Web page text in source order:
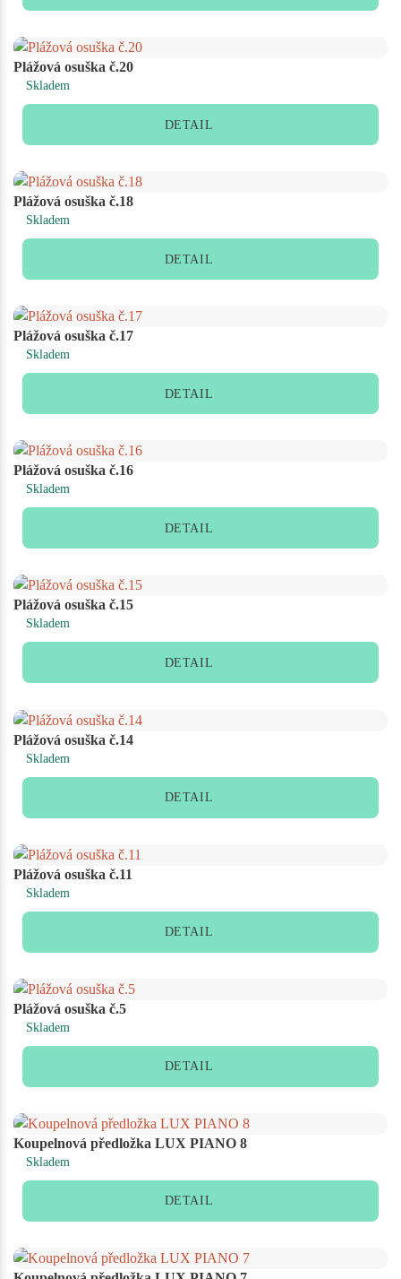
Plážová osuška č.20
Skladem
DETAIL
Plážová osuška č.18
Skladem
DETAIL
Plážová osuška č.17
Skladem
DETAIL
Plážová osuška č.16
Skladem
DETAIL
Plážová osuška č.15
Skladem
DETAIL
Plážová osuška č.14
Skladem
DETAIL
Plážová osuška č.11
Skladem
DETAIL
Plážová osuška č.5
Skladem
DETAIL
Koupelnová předložka LUX PIANO 8
Skladem
DETAIL